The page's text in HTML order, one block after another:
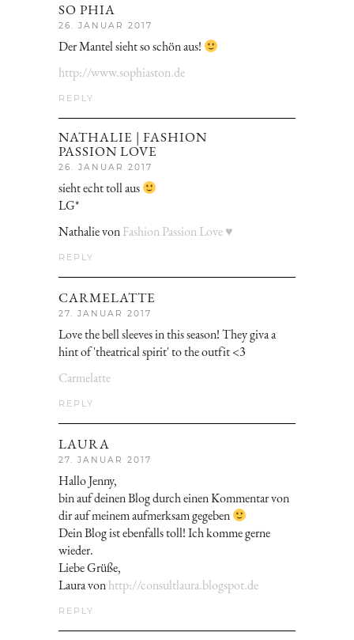
SO PHIA
26. JANUAR 2017
Der Mantel sieht so schön aus!
http://www.sophiaston.de
REPLY
NATHALIE | FASHION
PASSION LOVE
26. JANUAR 2017
sieht echt toll aus
LG*
Nathalie vonFashion Passion Love ♥
REPLY
CARMELATTE
27. JANUAR 2017
Love the bell sleeves in this season! They giva a
hint of 'theatrical spirit' to the outfit <3
Carmelatte
REPLY
LAURA
27. JANUAR 2017
Hallo Jenny,
bin auf deinen Blog durch einen Kommentar von
dir auf meinem aufmerksam gegeben
Dein Blog ist ebenfalls toll! Ich komme gerne
wieder.
Liebe Grüße,
Laura vonhttp://consultlaura.blogspot.de
REPLY